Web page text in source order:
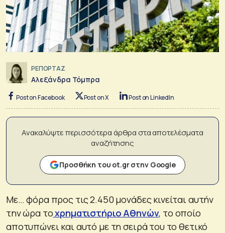
ΡΕΠΟΡΤΑΖ
Αλεξάνδρα Τόμπρα
Post on Facebook Post on X Post on LinkedIn
Ανακαλύψτε περισσότερα άρθρα στα αποτελέσματα
αναζήτησης
Προσθήκη του ot.gr στην Google
Με… φόρα προς τις 2.450 μονάδες κινείται αυτήν
την ώρα τοχρηματιστήριο Αθηνών, το οποίο
αποτυπώνει και αυτό με τη σειρά του το θετικό